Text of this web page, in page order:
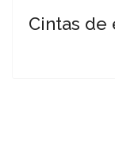
Cintas de